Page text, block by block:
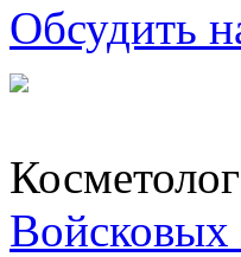
Обсудить
Косметолог
Войсковых